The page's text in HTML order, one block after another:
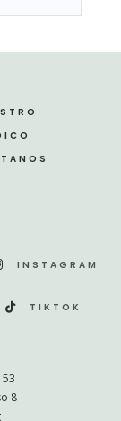
INSTAGRAM
TIKTOK
8